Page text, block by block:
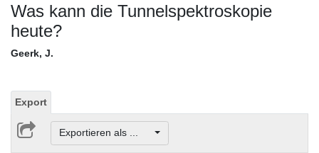
Was kann die Tunnelspektroskopie
heute?
Geerk, J.
Export
Exportieren als ...